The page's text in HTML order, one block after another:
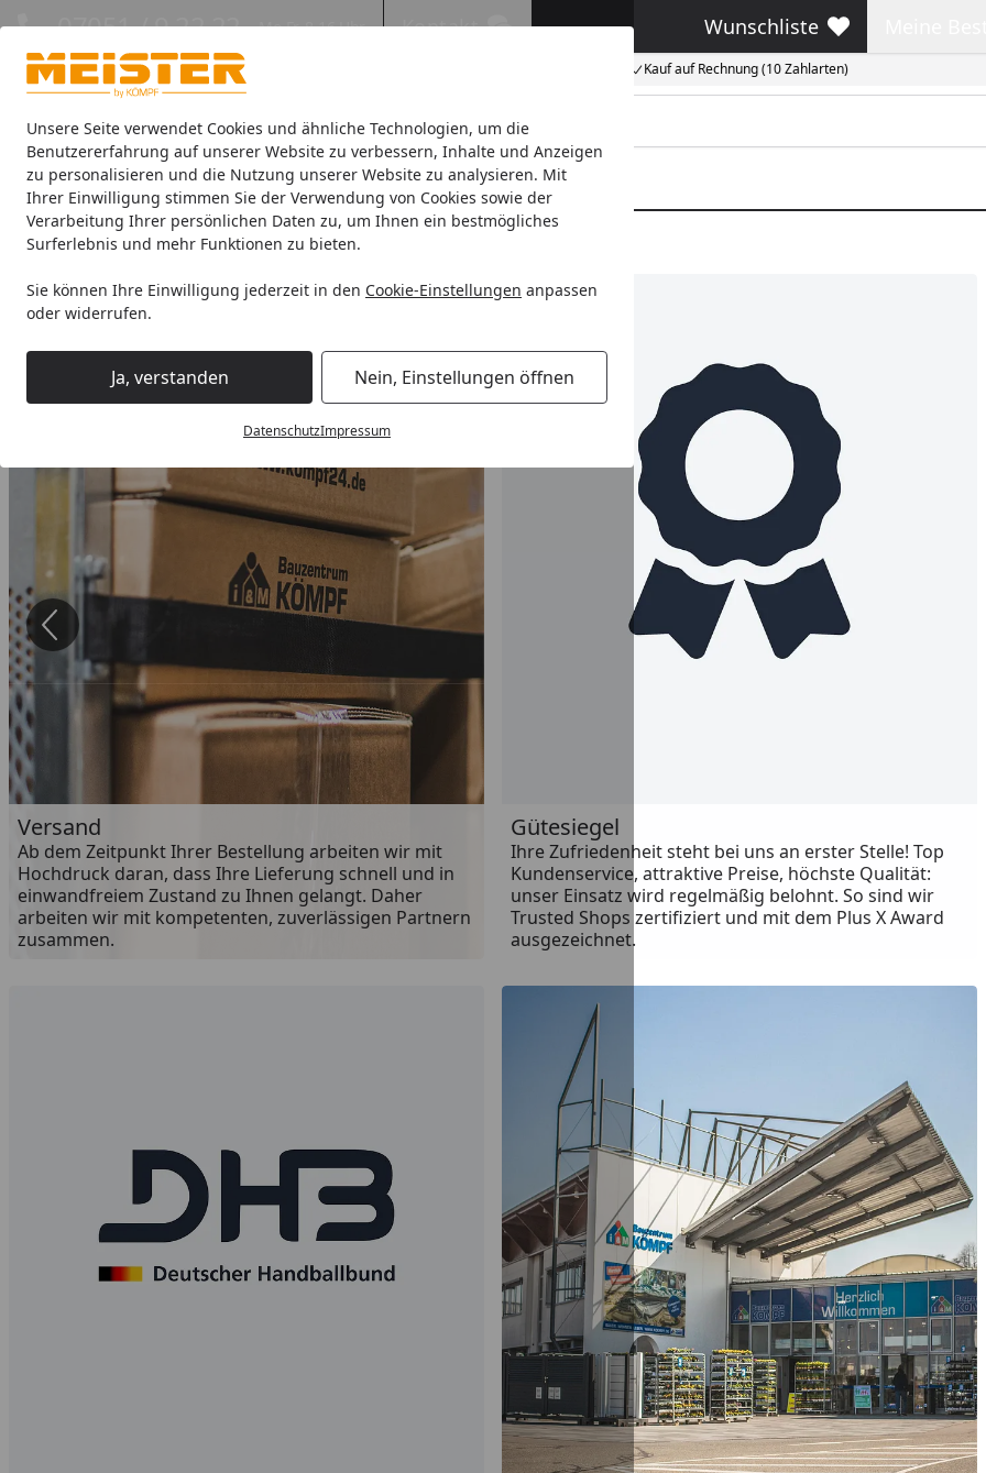
Unsere Seite verwendet Cookies und ähnliche Technologien, um die
Benutzererfahrung auf unserer Website zu verbessern, Inhalte und Anzeigen
zu personalisieren und die Nutzung unserer Website zu analysieren. Mit
Ihrer Einwilligung stimmen Sie der Verwendung von Cookies sowie der
Verarbeitung Ihrer persönlichen Daten zu, um Ihnen ein bestmögliches
Surferlebnis und mehr Funktionen zu bieten.
Sie können Ihre Einwilligung jederzeit in den Cookie-Einstellungen anpassen
oder widerrufen.
Ja, verstanden Nein, Einstellungen öffnen
DatenschutzImpressum
Eigene Montage-Teams Kauf auf Rechnung (10 Zahlarten)
07051 / 9 22 22 Mo-Fr. 8-16 Uhr Kontakt Wunschliste
Wunschliste
Böden Paneele Leisten Zubehör Sale & Aktionswaren
Unsere Serviceleistungen
Versand
Ab dem Zeitpunkt Ihrer Bestellung arbeiten wir mit
Hochdruck daran, dass Ihre Lieferung schnell und in
einwandfreiem Zustand zu Ihnen gelangt. Daher
arbeiten wir mit kompetenten, zuverlässigen Partnern
zusammen.
Gütesiegel
Ihre Zufriedenheit steht bei uns an erster Stelle! Top
Kundenservice, attraktive Preise, höchste Qualität:
unser Einsatz wird regelmäßig belohnt. So sind wir
Trusted Shops zertifiziert und mit dem Plus X Award
ausgezeichnet.